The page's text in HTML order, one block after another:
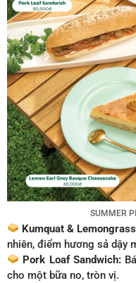
SUMMER
Kumquat &
nhiên, điểm hương sả dậy
Pork Loaf Sandwich:
cho một bữa no, tròn vị.